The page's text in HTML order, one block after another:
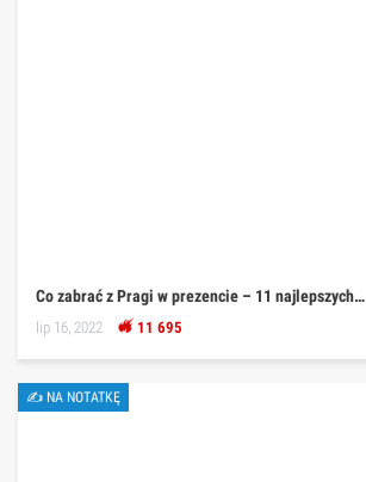
Co zabrać z Pragi w prezencie – 11 najlepszych…
lip 16, 2022 11 695
✍ NA NOTATKĘ